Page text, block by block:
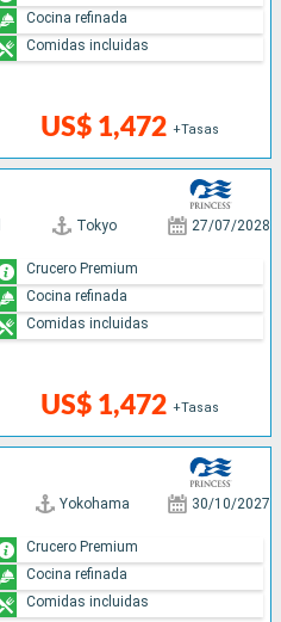
US$ 1,472 +Tasas
Cocina refinada
Comidas incluidas
Tokyo 27/07/2028
US$ 1,472 +Tasas
Crucero Premium
Cocina refinada
Comidas incluidas
Yokohama 30/10/2027
Crucero Premium
Cocina refinada
Comidas incluidas